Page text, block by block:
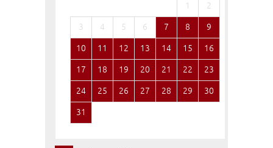
1 2
3 4 5 6 7 8 9
10 11 12 13 14 15 16
17 18 19 20 21 22 23
24 25 26 27 28 29 30
31